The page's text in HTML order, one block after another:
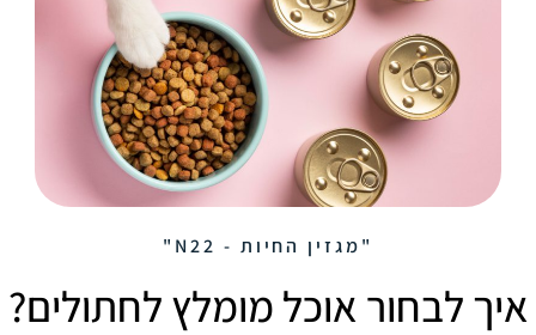
"מגזין החיות - N22"
איך לבחור אוכל מומלץ לחתולים?